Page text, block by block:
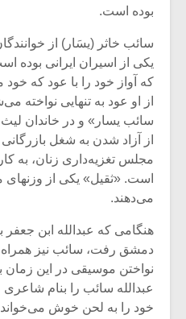
بوده است.
سائب خاثر (یسَار) از
یکی از اسیران ایرانی
که آواز خود را با عود که
از او عود به تنهایی نواخته
سائب یسار» و در خاندان
از آزاد شدن به شغل
مجلس تغزیه‌داری زنان، به
است. «ثقیل» یکی از
می‌دهند.
هنگامی که عبدالله ابن جعفر
دمشق رفت، سائب نیز همراه
نواختن موسیقی در این
عبدالله سائب را بنام
خود را به لحن خوش
اگر نمی توانی
مشهورترین
بدنام ترین باش